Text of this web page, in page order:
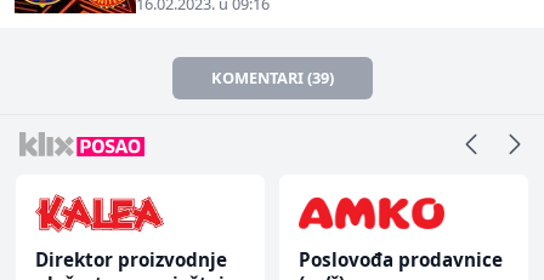
KOMENTARI (39)
Direktor proizvodnje
Poslovođa prodavnice